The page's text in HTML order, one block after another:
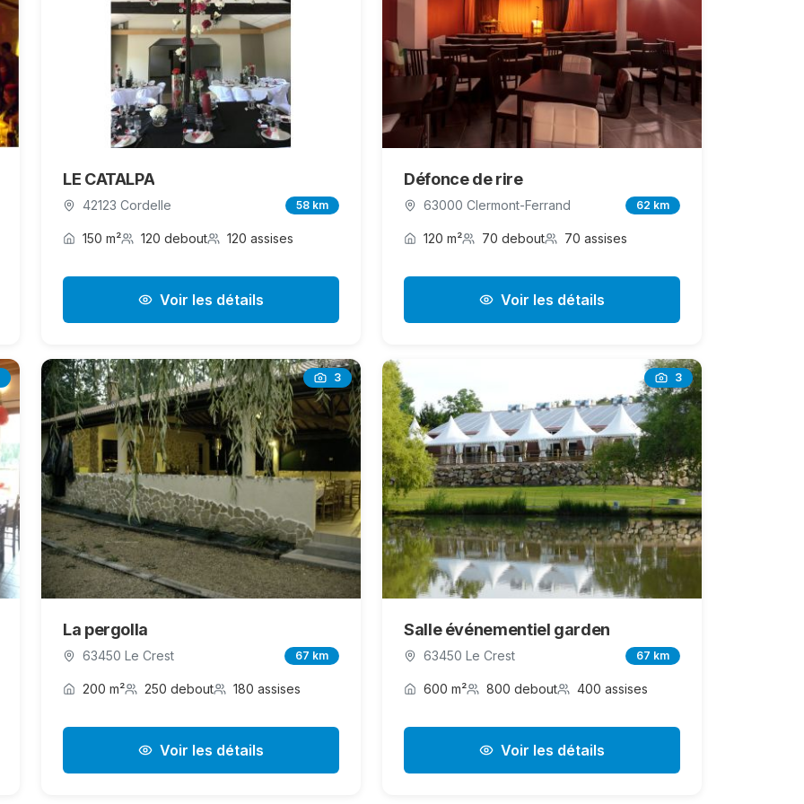
LE CATALPA
42123 Cordelle 58 km
150 m² 120 debout 120 assises
Voir les détails
Défonce de rire
63000 Clermont-Ferrand 62 km
120 m² 70 debout 70 assises
Voir les détails
3
La pergolla
63450 Le Crest 67 km
200 m² 250 debout 180 assises
Voir les détails
3
Salle événementiel garden
63450 Le Crest 67 km
600 m² 800 debout 400 assises
Voir les détails